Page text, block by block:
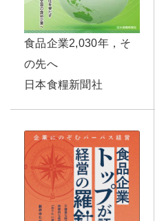
食品企業2,030年，そ
の先へ
日本食糧新聞社